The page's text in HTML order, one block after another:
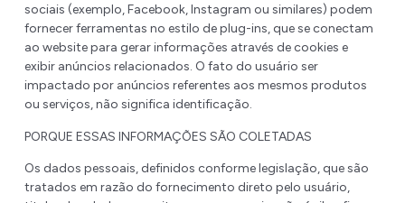
sociais (exemplo, Facebook, Instagram ou similares) podem
fornecer ferramentas no estilo de plug-ins, que se conectam
ao website para gerar informações através de cookies e
exibir anúncios relacionados. O fato do usuário ser
impactado por anúncios referentes aos mesmos produtos
ou serviços, não significa identificação.
PORQUE ESSAS INFORMAÇÕES SÃO COLETADAS
Os dados pessoais, definidos conforme legislação, que são
tratados em razão do fornecimento direto pelo usuário,